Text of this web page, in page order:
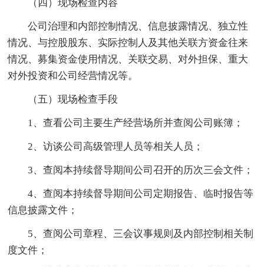
（四）现场检查内容
公司治理和内部控制情况、信息披露情况、独立性
情况、与控股股东、实际控制人及其他关联方资金往来
情况、募集资金使用情况、关联交易、对外担保、重大
对外投资和公司经营情况等。
（五）现场检查手段
1、查看公司主要生产经营场所并查阅公司账簿；
2、访谈公司高级管理人员等相关人员；
3、查阅本持续督导期间公司召开的历次三会文件；
4、查阅本持续督导期间公司定期报告、临时报告等
信息披露文件；
5、查阅公司章程、三会议事规则及内部控制相关制
度文件；